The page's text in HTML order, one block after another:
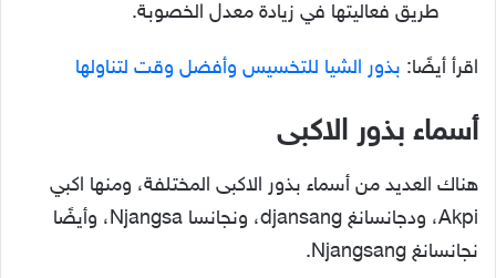
طريق فعاليتها في زيادة معدل الخصوبة.
اقرأ أيضًا: بذور الشيا للتخسيس وأفضل وقت لتناولها
أسماء بذور الاكبى
هناك العديد من أسماء بذور الاكبى المختلفة، ومنها اكبي
Akpi، ودجانسانغ djansang، ونجانسا Njangsa، وأيضًا
نجانسانغ Njangsang.